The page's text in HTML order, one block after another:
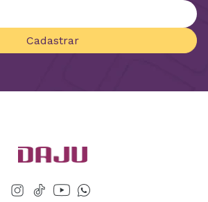
Cadastrar